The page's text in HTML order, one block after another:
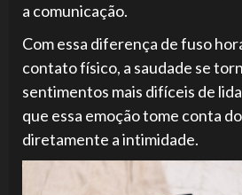
a comunicação.
Com essa diferença de fuso
contato físico, a saudade se
sentimentos mais difíceis de
que essa emoção tome conta
diretamente a intimidade.